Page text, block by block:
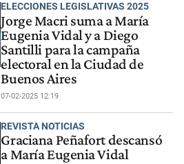
ELECCIONES LEGISLATIVAS 2025
Jorge Macri suma a María
Eugenia Vidal y a Diego
Santilli para la campaña
electoral en la Ciudad de
Buenos Aires
07-02-2025 12:19
REVISTA NOTICIAS
Graciana Peñafort descansó
a María Eugenia Vidal